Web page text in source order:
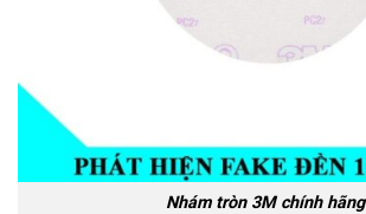
Nhám tròn 3M chính hãng